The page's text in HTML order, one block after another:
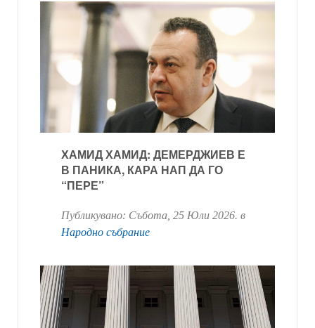
ХАМИД ХАМИД: ДЕМЕРДЖИЕВ Е
В ПАНИКА, КАРА НАП ДА ГО
“ПЕРЕ”
Публикувано: Събота, 25 Юли 2026. в
Народно събрание